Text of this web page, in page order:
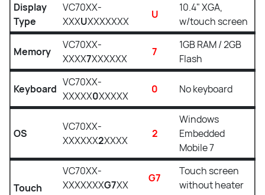
Display
Type
VC70XX-
XXXUXXXXXXX
U
10.4" XGA,
w/touch screen
Memory
VC70XX-
XXXX7XXXXXX
7
1GB RAM / 2GB
Flash
Keyboard
VC70XX-
XXXXX0XXXXX
0 No keyboard
OS
VC70XX-
XXXXXX2XXXX
2
Windows
Embedded
Mobile 7
Touch
VC70XX-
XXXXXXXG7XX
G7
Touch screen
without heater